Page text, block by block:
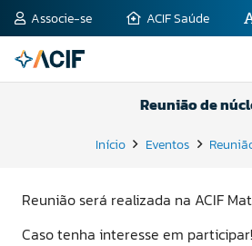
Associe-se ACIF Saúde
Reunião de
Início Eventos
Reunião será realizada na ACIF
Caso tenha interesse em participar!